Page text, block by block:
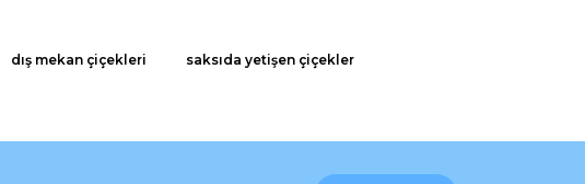
dış mekan çiçekleri
saksıda yetişen çiçekler